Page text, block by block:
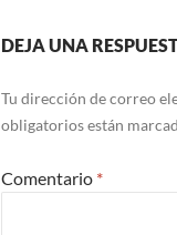
DEJA UNA
Tu dirección de correo
obligatorios están
Comentario *